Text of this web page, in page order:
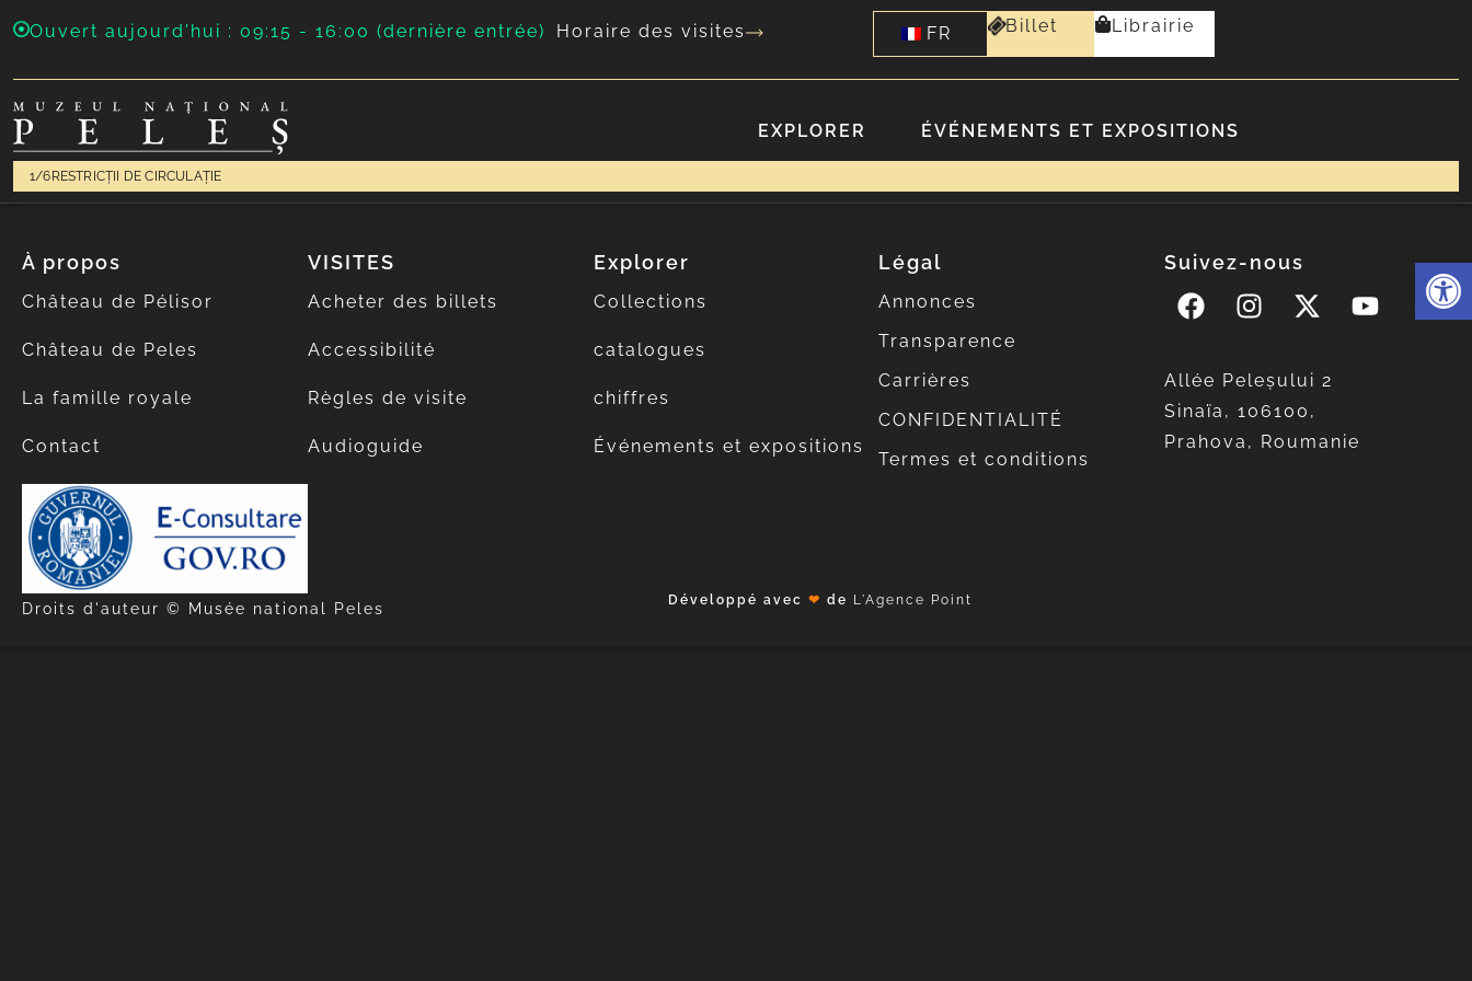
Ouvrir
Ouvert aujourd'hui : 09:15 - 16:00 (dernière entrée) Horaire des visites FR Billet Librairie
EXPLORER ÉVÉNEMENTS ET EXPOSITIONS
1/6 RESTRICȚII DE CIRCULAȚIE
À propos
Château de Pélisor
Château de Peles
La famille royale
Contact
VISITES
Acheter des billets
Accessibilité
Règles de visite
Audioguide
Explorer
Collections
catalogues
chiffres
Événements et expositions
Légal
Annonces
Transparence
Carrières
CONFIDENTIALITÉ
Termes et conditions
Suivez-nous
Allée Peleșului 2
Sinaïa, 106100,
Prahova, Roumanie
Droits d'auteur © Musée national Peles Développé avec❤ de L'Agence Point